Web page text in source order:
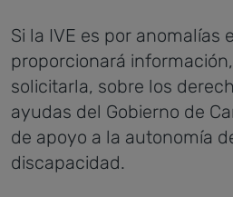
Si la IVE es por anomalías
proporcionará
solicitarla, sobre los
ayudas del Gobierno de
de apoyo a la autonomía
discapacidad.